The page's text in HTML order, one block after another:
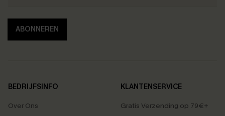
ABONNEREN
BEDRIJFSINFO
Over Ons
KLANTENSERVICE
Gratis Verzending op 79€+